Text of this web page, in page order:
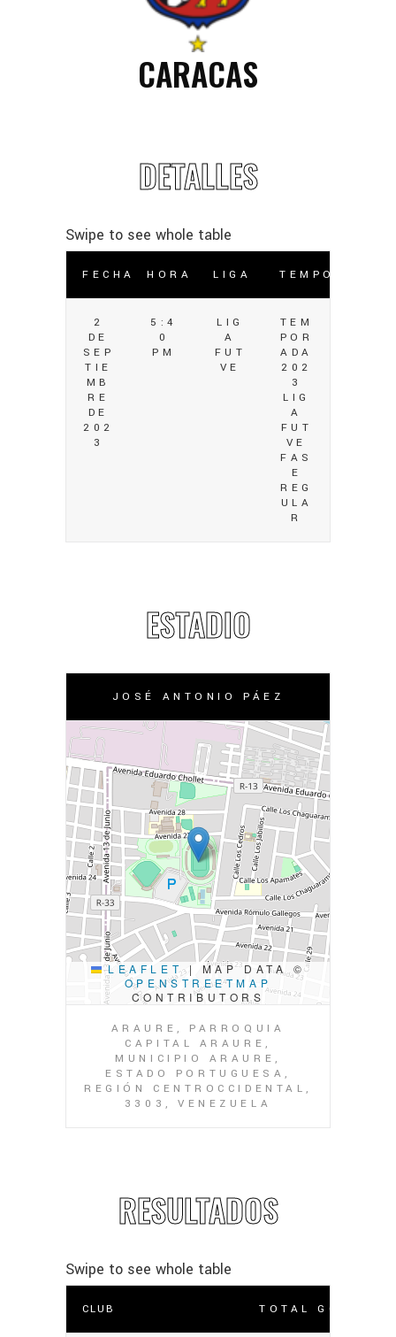
CARACAS
DETALLES
FECHA HORA LIGA TEMPORADA
2
DE
SEP
TIE
MB
RE
DE
202
3
5:4
0
PM
LIG
A
FUT
VE
TEM
POR
ADA
202
3
LIG
A
FUT
VE
FAS
E
REG
ULA
R
ESTADIO
JOSÉ ANTONIO PÁEZ
LEAFLET |
MAP DATA ©
OPENSTREETMAP
CONTRIBUTORS
ARAURE, PARROQUIA
CAPITAL ARAURE,
MUNICIPIO ARAURE,
ESTADO PORTUGUESA,
REGIÓN CENTROCCIDENTAL,
3303, VENEZUELA
RESULTADOS
CLUB TOTAL GOLES